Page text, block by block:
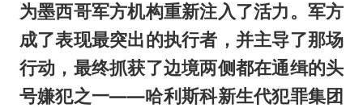
为墨西哥军方机构重新注入了活力。军方
成了表现最突出的执行者，并主导了那场
行动，最终抓获了边境两侧都在通缉的头
号嫌犯之一——哈利斯科新生代犯罪集团